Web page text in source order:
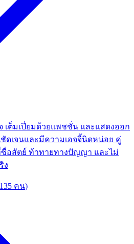
ต็มเปี่ยมด้วยแพชชั่น และแสดงออก
เจนและมีความเอจจี้นิดหน่อย คู่
สัตย์ ท้าทายทางปัญญา และไม่
ง
135 คน)